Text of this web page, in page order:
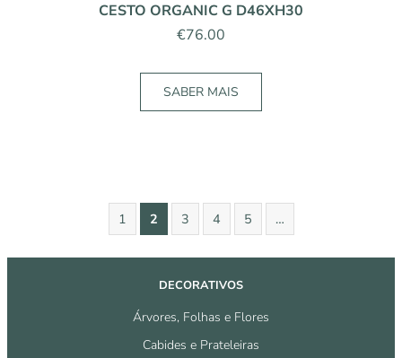
CESTO ORGANIC G D46XH30
€76.00
SABER MAIS
1 2 3 4 5 …
DECORATIVOS
Árvores, Folhas e Flores
Cabides e Prateleiras